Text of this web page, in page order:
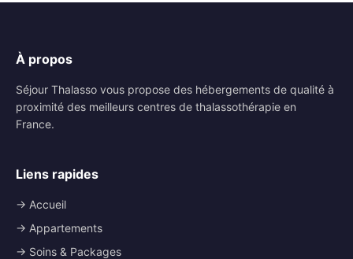
À propos
Séjour Thalasso vous propose des hébergements de qualité à
proximité des meilleurs centres de thalassothérapie en
France.
Liens rapides
→ Accueil
→ Appartements
→ Soins & Packages